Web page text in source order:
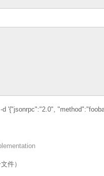
d '{"jsonrpc":"2.0",
件）